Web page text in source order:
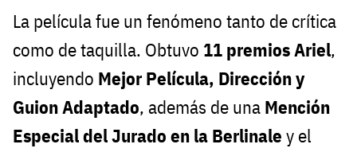
La película fue un fenómeno tanto de crítica
como de taquilla. Obtuvo 11 premios Ariel,
incluyendo Mejor Película, Dirección y
Guion Adaptado, además de una Mención
Especial del Jurado en la Berlinale y el